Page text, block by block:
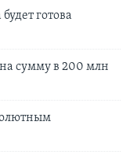
готова
сумму в 200 млн